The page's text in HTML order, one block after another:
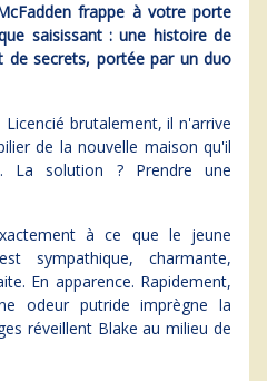
frappe à votre porte
saisissant : une histoire de
de secrets, portée par un duo
brutalement, il n'arrive
de la nouvelle maison qu'il
La solution ? Prendre une
à ce que le jeune
sympathique, charmante,
En apparence. Rapidement,
odeur putride imprègne la
réveillent Blake au milieu de